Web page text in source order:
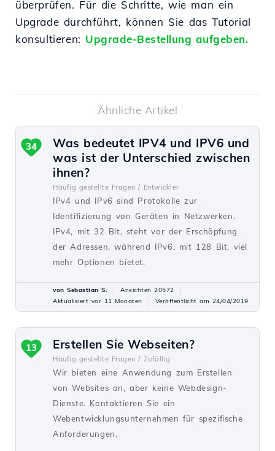
überprüfen. Für die Schritte, wie man ein
Upgrade durchführt, können Sie das Tutorial
konsultieren: Upgrade-Bestellung aufgeben.
Ähnliche Artikel
Was bedeutet IPV4 und IPV6 und
was ist der Unterschied zwischen
ihnen?
Häufig gestellte Fragen / Entwickler
IPv4 und IPv6 sind Protokolle zur
Identifizierung von Geräten in Netzwerken.
IPv4, mit 32 Bit, steht vor der Erschöpfung
der Adressen, während IPv6, mit 128 Bit, viel
mehr Optionen bietet.
34
von Sebastian S.
Ansichten 20572
Aktualisiert vor 11 Monaten
Veröffentlicht am 24/04/2019
Erstellen Sie Webseiten?
Häufig gestellte Fragen / Zufällig
Wir bieten eine Anwendung zum Erstellen
von Websites an, aber keine Webdesign-
Dienste. Kontaktieren Sie ein
Webentwicklungsunternehmen für spezifische
Anforderungen.
13